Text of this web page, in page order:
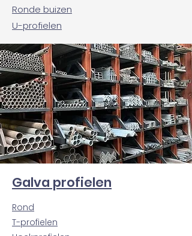
Ronde buizen
U-profielen
Galva profielen
Rond
T-profielen